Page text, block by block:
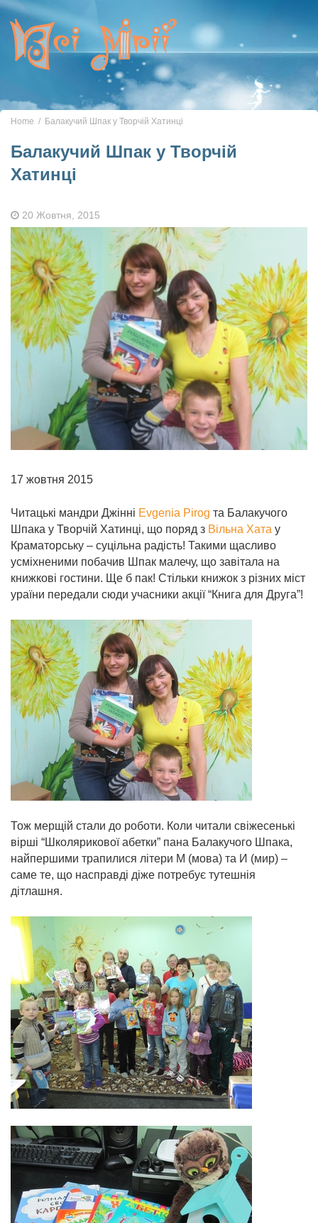
navigation
Home Балакучий Шпак у Творчій Хатинці
Балакучий Шпак у Творчій
Хатинці
20 Жовтня, 2015
17 жовтня 2015
Читацькі мандри Джінні Evgenia Pirog та Балакучого
Шпака у Творчій Хатинці, що поряд з Вільна Хата у
Краматорську – суцільна радість! Такими щасливо
усміхненими побачив Шпак малечу, що завітала на
книжкові гостини. Ще б пак! Стільки книжок з різних міст
ураїни передали сюди учасники акції “Книга для Друга”!
Тож мерщій стали до роботи. Коли читали свіжесенькі
вірші “Школярикової абетки” пана Балакучого Шпака,
найпершими трапилися літери М (мова) та И (мир) –
саме те, що насправді діже потребує тутешнія
дітлашня.